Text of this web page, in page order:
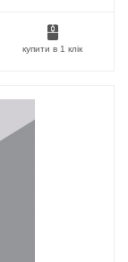
купити в 1 клік